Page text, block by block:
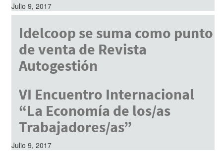
Julio 9, 2017
Idelcoop se suma como punto
de venta de Revista
Autogestión
VI Encuentro Internacional
“La Economía de los/as
Trabajadores/as”
Julio 9, 2017